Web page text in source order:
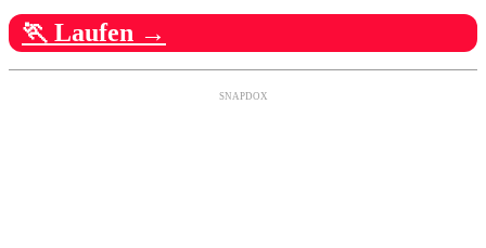
🏃 Laufen →
SNAPDOX